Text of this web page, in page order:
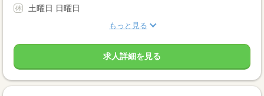
土曜日 日曜日
もっと見る
求人詳細を見る